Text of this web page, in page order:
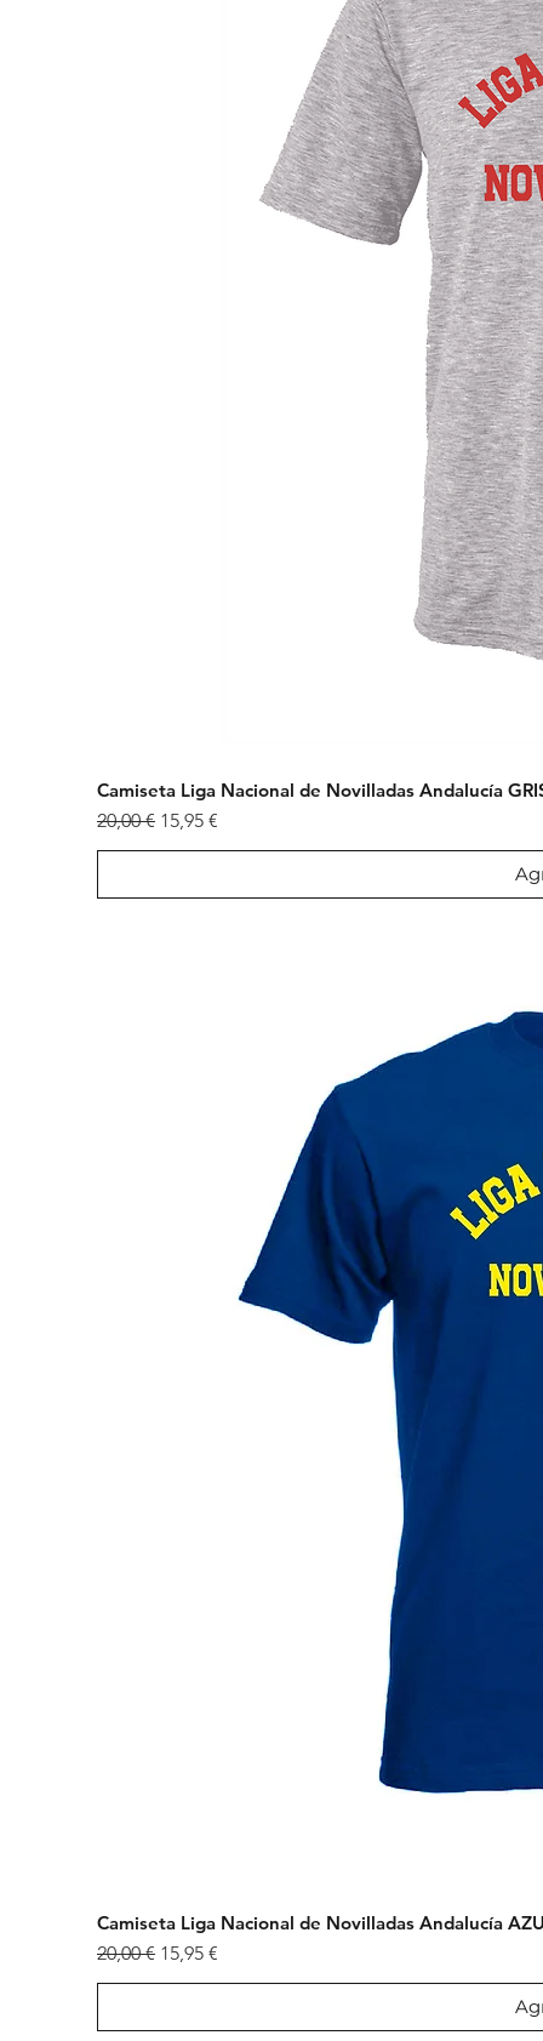
Camiseta Liga Nacional de Novilladas Andalucía
Precio
20,00 € Precio de oferta
15,95 €
Camiseta Liga Nacional de Novilladas Andalucía
Precio
20,00 € Precio de oferta
15,95 €